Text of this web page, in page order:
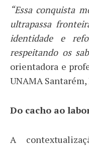
“Essa conquista
ultrapassa
identidade e
respeitando os
orientadora e
UNAMA
Do cacho ao
A